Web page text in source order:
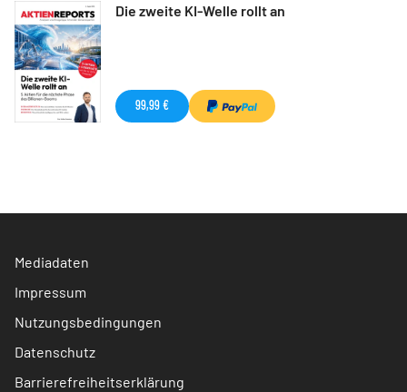
Die zweite KI-Welle rollt an
99,99 €
Mediadaten
Impressum
Nutzungsbedingungen
Datenschutz
Barrierefreiheitserklärung